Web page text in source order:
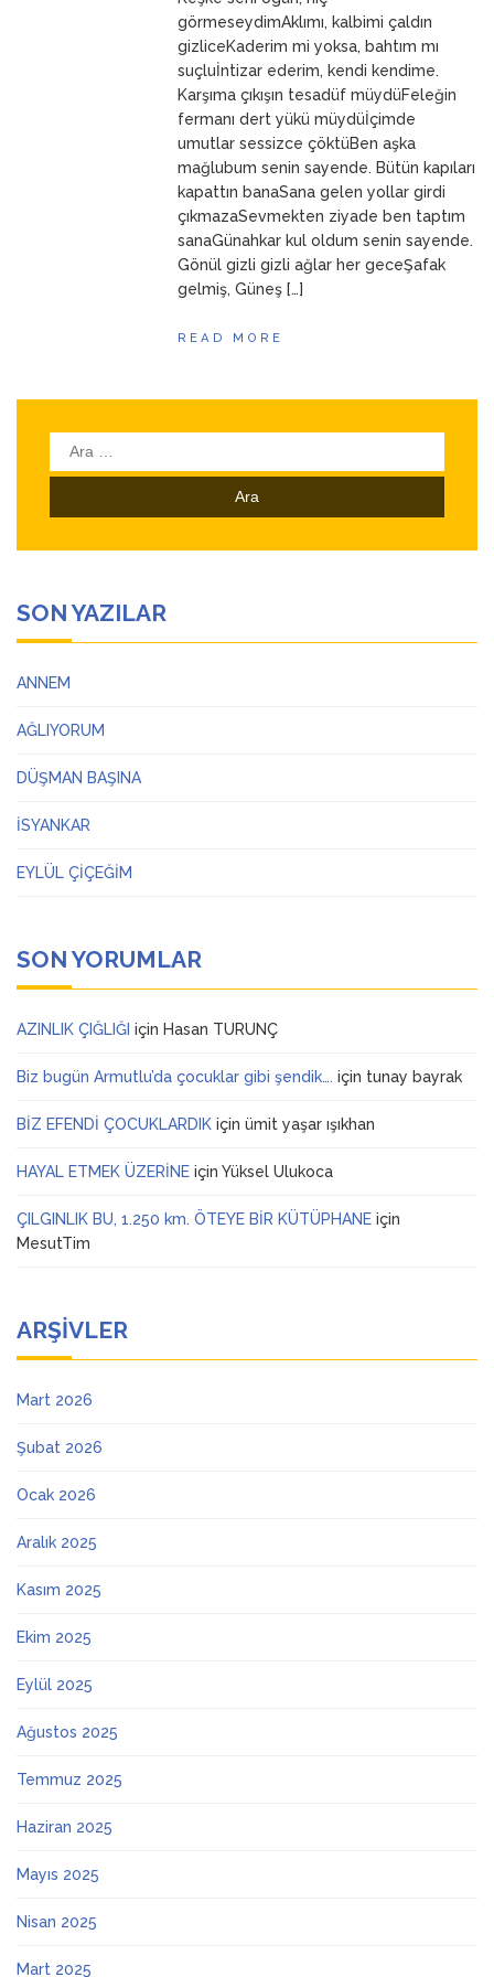
ANNEMgörmeseydimAklımı, kalbimi çaldın
gizliceKaderim mi yoksa, bahtım mı
suçluİntizar ederim, kendi kendime.
Karşıma çıkışın tesadüf müydüFeleğin
fermanı dert yükü müydüİçimde
umutlar sessizce çöktüBen aşka
mağlubum senin sayende. Bütün kapıları
kapattın banaSana gelen yollar girdi
çıkmazaSevmekten ziyade ben taptım
sanaGünahkar kul oldum senin sayende.
Gönül gizli gizli ağlar her geceŞafak
gelmiş, Güneş […]
READ MORE
Arama:
SON YAZILAR
ANNEM
AĞLIYORUM
DÜŞMAN BAŞINA
İSYANKAR
EYLÜL ÇİÇEĞİM
SON YORUMLAR
AZINLIK ÇIĞLIĞI için Hasan TURUNÇ
Biz bugün Armutlu’da çocuklar gibi şendik…. için tunay bayrak
BİZ EFENDİ ÇOCUKLARDIK için ümit yaşar ışıkhan
HAYAL ETMEK ÜZERİNE için Yüksel Ulukoca
ÇILGINLIK BU, 1.250 km. ÖTEYE BİR KÜTÜPHANE için
MesutTim
ARŞIVLER
Mart 2026
Şubat 2026
Ocak 2026
Aralık 2025
Kasım 2025
Ekim 2025
Eylül 2025
Ağustos 2025
Temmuz 2025
Haziran 2025
Mayıs 2025
Nisan 2025
Mart 2025